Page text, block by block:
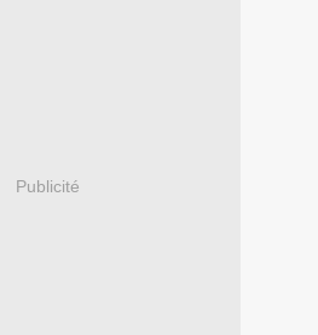
Publicité